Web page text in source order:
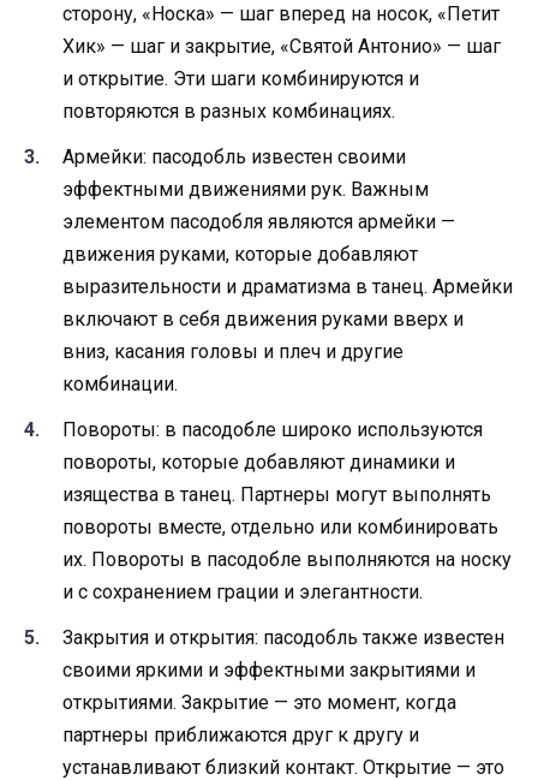
сторону, «Носка» — шаг вперед на носок, «Петит
Хик» — шаг и закрытие, «Святой Антонио» — шаг
и открытие. Эти шаги комбинируются и
повторяются в разных комбинациях.
Армейки: пасодобль известен своими
эффектными движениями рук. Важным
элементом пасодобля являются армейки —
движения руками, которые добавляют
выразительности и драматизма в танец. Армейки
включают в себя движения руками вверх и
вниз, касания головы и плеч и другие
комбинации.
Повороты: в пасодобле широко используются
повороты, которые добавляют динамики и
изящества в танец. Партнеры могут выполнять
повороты вместе, отдельно или комбинировать
их. Повороты в пасодобле выполняются на носку
и с сохранением грации и элегантности.
Закрытия и открытия: пасодобль также известен
своими яркими и эффектными закрытиями и
открытиями. Закрытие — это момент, когда
партнеры приближаются друг к другу и
устанавливают близкий контакт. Открытие — это